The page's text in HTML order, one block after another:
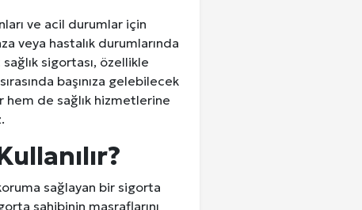
ve acil durumlar için
veya hastalık durumlarında
sigortası, özellikle
başınıza gelebilecek
hem de sağlık hizmetlerine
sağlayan bir sigorta
sahibinin masraflarını